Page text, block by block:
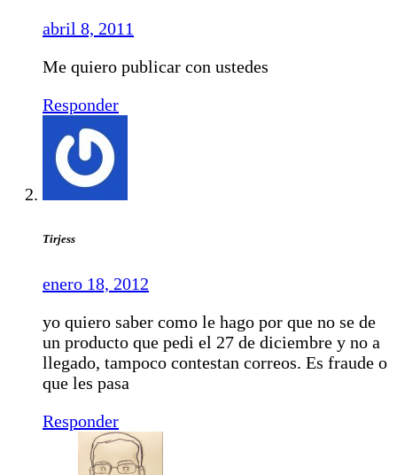
abril 8, 2011
Me quiero publicar con ustedes
Responder
Tirjess
enero 18, 2012
yo quiero saber como le hago por que no se de
un producto que pedi el 27 de diciembre y no a
llegado, tampoco contestan correos. Es fraude o
que les pasa
Responder